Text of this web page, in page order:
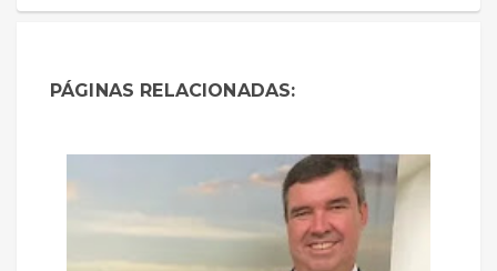
PÁGINAS RELACIONADAS: